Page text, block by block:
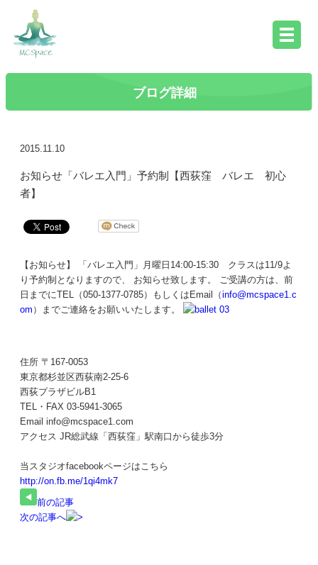
ブログ詳細
2015.11.10
お知らせ「バレエ入門」予約制【西荻窪 バレエ 初心
者】
【お知らせ】 「バレエ入門」月曜日14:00-15:30 クラスは11/9よ
り予約制となりますので、 お知らせ致します。 ご受講の方は、前
日までにTEL（050-1377-0785）もしくはEmail（info@mcspace1.c
om ）までご連絡をお願いいたします。
住所 〒167-0053
東京都杉並区西荻南2-25-6
西荻プラザビルB1
TEL・FAX 03-5941-3065
Email info@mcspace1.com
アクセス JR総武線「西荻窪」駅南口から徒歩3分
当スタジオfacebookページはこちら
http://on.fb.me/1qi4mk7
前の記事
次の記事へ